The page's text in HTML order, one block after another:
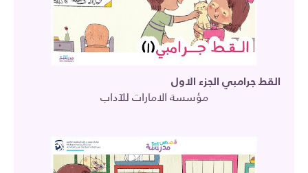
القط جرامبي الجزء الاول
مؤسسة الامارات للآداب